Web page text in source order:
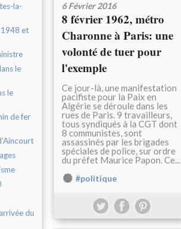
la-
1948 et
le
le
de fer
du
6 Février 2016
8 février 1962, métro
Charonne à Paris: une
volonté de tuer pour
l'exemple
Ce jour-là, une manifestation
pacifiste pour la Paix en
Algérie se déroule dans les
rues de Paris. 9 travailleurs,
tous syndiqués à la CGT dont
8 communistes, sont
assassinés par les brigades
spéciales de police, sur ordre
du préfet Maurice Papon. Ce...
#politique